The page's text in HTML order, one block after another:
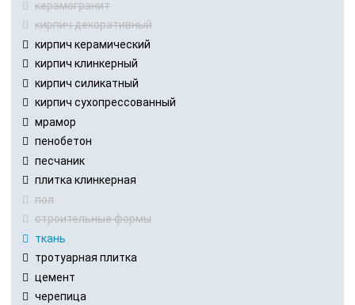
керамогранит
кирпич декоративный
кирпич керамический
кирпич клинкерный
кирпич силикатный
кирпич сухопрессованный
мрамор
пенобетон
песчаник
плитка клинкерная
пол
строительные формы
ткань
тротуарная плитка
цемент
черепица